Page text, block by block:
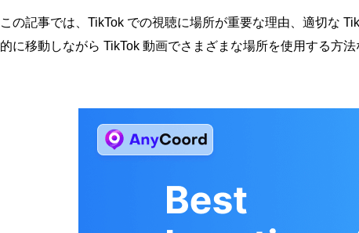
この記事では、TikTok での視聴に場所が重要な理由、適切な
的に移動しながら TikTok 動画でさまざまな場所を使用する方